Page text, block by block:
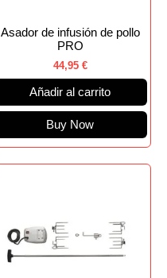
Asador de infusión de pollo
PRO
44,95 €
Añadir al carrito
Buy Now